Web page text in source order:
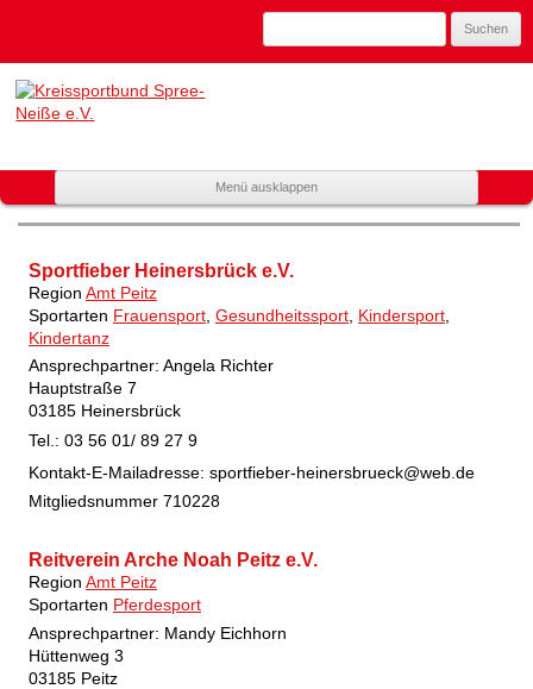
nach:
Kreissportbund
Spree-Neiße
Mitglied
Brandenburg
Menü ausklappen
Inhalt
Sportfieber Heinersbrück e.V.
Region Amt Peitz
Sportarten Frauensport, Gesundheitssport, Kindersport,
Kindertanz
Ansprechpartner: Angela Richter
Hauptstraße 7
03185 Heinersbrück
Tel.: 03 56 01/ 89 27 9
Kontakt-E-Mailadresse: sportfieber-heinersbrueck@web.de
Mitgliedsnummer710228
Reitverein Arche Noah Peitz e.V.
Region Amt Peitz
Sportarten Pferdesport
Ansprechpartner: Mandy Eichhorn
Hüttenweg 3
03185 Peitz